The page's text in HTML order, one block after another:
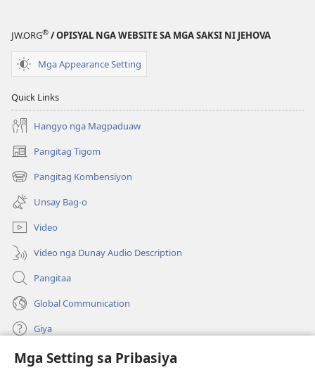
Mga Setting sa Pribasiya
JW.ORG® / OPISYAL NGA WEBSITE SA MGA SAKSI NI JEHOVA
Mga Appearance Setting
Quick Links
Hangyo nga Magpaduaw
Pangitag Tigom
(mo-
open
ug
bag-
ong
window)
Pangitag Kombensiyon
(mo-
open
ug
bag-
ong
window)
Unsay Bag-o
Video
Video nga Dunay Audio Description
Pangitaa
Global Communication
Giya
Donasyon
(mo-